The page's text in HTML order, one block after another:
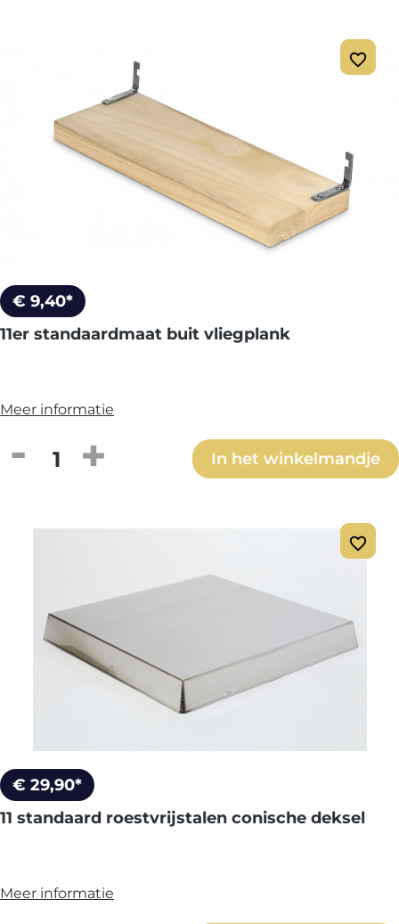
€ 9,40*
11er standaardmaat buit vliegplank
Meer informatie
Producthoeveelheid: Voer deIn het winkelmandje
€ 29,90*
11 standaard roestvrijstalen conische deksel
Meer informatie